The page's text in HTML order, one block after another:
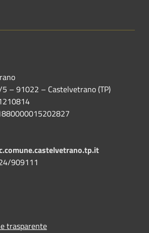
– 91022 – Castelvetrano (TP)
909111
trasparente